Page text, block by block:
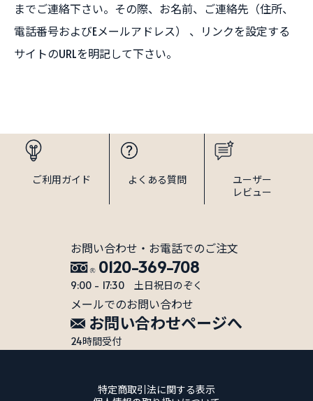
までご連絡下さい。その際、お名前、ご連絡先（住所、
電話番号およびEメールアドレス） 、リンクを設定する
サイトのURLを明記して下さい。
ご利用ガイド よくある質問
ユーザー
レビュー
お問い合わせ・お電話でのご注文
0120-369-708
9:00 - 17:30 土日祝日のぞく
メールでのお問い合わせ
お問い合わせページへ
24時間受付
特定商取引法に関する表示